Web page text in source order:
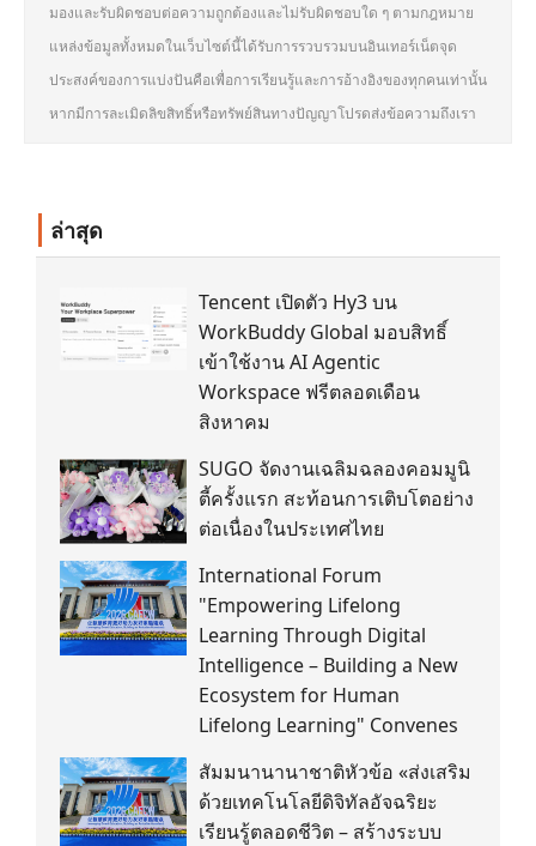
มองและรับผิดชอบต่อความถูกต้องและไม่รับผิดชอบใด ๆ ตามกฎหมาย
แหล่งข้อมูลทั้งหมดในเว็บไซต์นี้ได้รับการรวบรวมบนอินเทอร์เน็ตจุด
ประสงค์ของการแบ่งปันคือเพื่อการเรียนรู้และการอ้างอิงของทุกคนเท่านั้น
หากมีการละเมิดลิขสิทธิ์หรือทรัพย์สินทางปัญญาโปรดส่งข้อความถึงเรา
ล่าสุด
Tencent เปิดตัว Hy3 บน
WorkBuddy Global มอบสิทธิ์
เข้าใช้งาน AI Agentic
Workspace ฟรีตลอดเดือน
สิงหาคม
SUGO จัดงานเฉลิมฉลองคอมมูนิ
ตี้ครั้งแรก สะท้อนการเติบโตอย่าง
ต่อเนื่องในประเทศไทย
International Forum
"Empowering Lifelong
Learning Through Digital
Intelligence – Building a New
Ecosystem for Human
Lifelong Learning" Convenes
สัมมนานานาชาติหัวข้อ «ส่งเสริม
ด้วยเทคโนโลยีดิจิทัลอัจฉริยะ
เรียนรู้ตลอดชีวิต – สร้างระบบ